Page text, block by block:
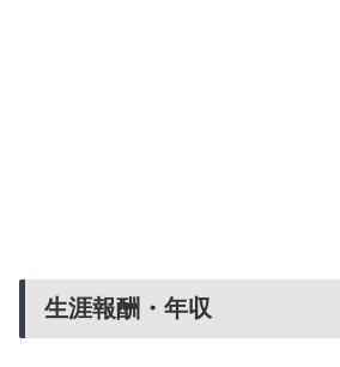
生涯報酬・年収